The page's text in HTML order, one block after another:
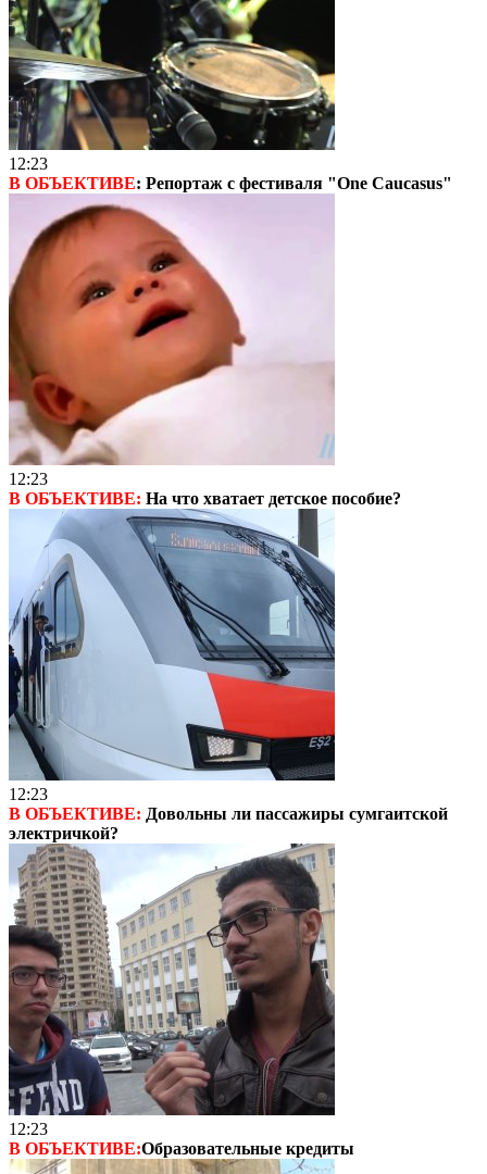
12:23
В ОБЪЕКТИВЕ: Репортаж с фестиваля "One Caucasus"
12:23
В ОБЪЕКТИВЕ: На что хватает детское пособие?
12:23
В ОБЪЕКТИВЕ: Довольны ли пассажиры сумгаитской
электричкой?
12:23
В ОБЪЕКТИВЕ:Образовательные кредиты